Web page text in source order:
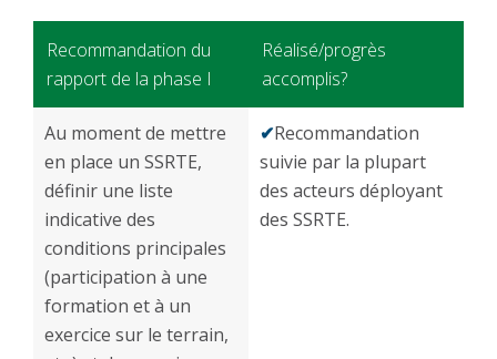
Recommandation du
rapport de la phase I
Réalisé/progrès
accomplis?
Au moment de mettre
en place un SSRTE,
définir une liste
indicative des
conditions principales
(participation à une
formation et à un
exercice sur le terrain,
✔Recommandation
suivie par la plupart
des acteurs déployant
des SSRTE.